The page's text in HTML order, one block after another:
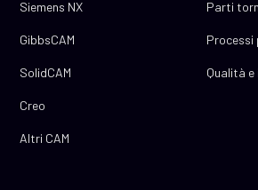
Siemens NX
GibbsCAM
SolidCAM
Creo
Altri CAM
Parti
Processi
Qualità e